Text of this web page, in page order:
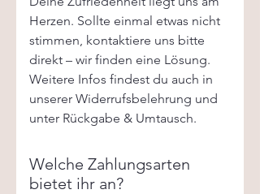
Herzen. Sollte einmal etwas nicht
stimmen, kontaktiere uns bitte
direkt – wir finden eine Lösung.
Weitere Infos findest du auch in
unserer Widerrufsbelehrung und
unter Rückgabe & Umtausch.
Welche Zahlungsarten
bietet ihr an?